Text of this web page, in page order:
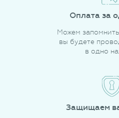
Оплата за
Можем
вы будете
в одно
Защищаем